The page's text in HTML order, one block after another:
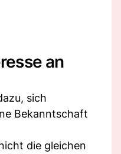
an
sich
Bekanntschaft
die gleichen